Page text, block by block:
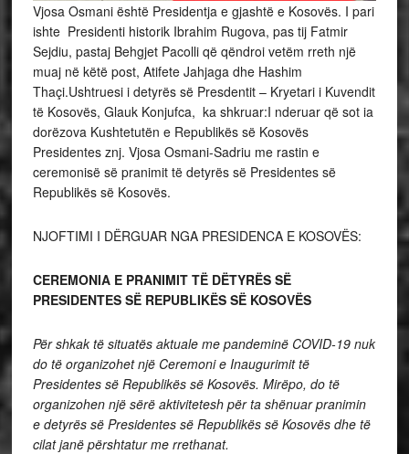
Vjosa Osmani është Presidentja e gjashtë e Kosovës. I pari
ishte Presidenti historik Ibrahim Rugova, pas tij Fatmir
Sejdiu, pastaj Behgjet Pacolli që qëndroi vetëm rreth një
muaj në këtë post, Atifete Jahjaga dhe Hashim
Thaçi.Ushtruesi i detyrës së Presdentit – Kryetari i Kuvendit
të Kosovës, Glauk Konjufca, ka shkruar:I nderuar që sot ia
dorëzova Kushtetutën e Republikës së Kosovës
Presidentes znj. Vjosa Osmani-Sadriu me rastin e
ceremonisë së pranimit të detyrës së Presidentes së
Republikës së Kosovës.
NJOFTIMI I DËRGUAR NGA PRESIDENCA E KOSOVËS:
CEREMONIA E PRANIMIT TË DËTYRËS SË
PRESIDENTES SË REPUBLIKËS SË KOSOVËS
Për shkak të situatës aktuale me pandeminë COVID-19 nuk
do të organizohet një Ceremoni e Inaugurimit të
Presidentes së Republikës së Kosovës. Mirëpo, do të
organizohen një sërë aktivitetesh për ta shënuar pranimin
e detyrës së Presidentes së Republikës së Kosovës dhe të
cilat janë përshtatur me rrethanat.